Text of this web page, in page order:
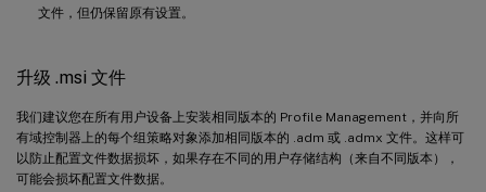
文件，但仍保留原有设置。
升级 .msi 文件
我们建议您在所有用户设备上安装相同版本的 Profile Management，并向所
有域控制器上的每个组策略对象添加相同版本的 .adm 或 .admx 文件。这样可
以防止配置文件数据损坏，如果存在不同的用户存储结构（来自不同版本），
可能会损坏配置文件数据。